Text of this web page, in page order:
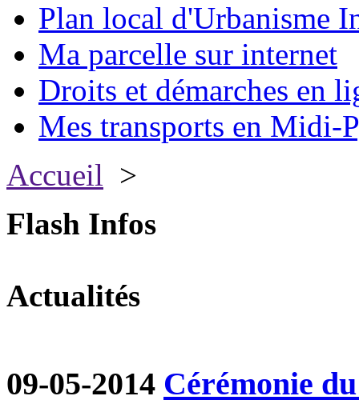
Plan local d'Urbanisme
Ma parcelle sur internet
Droits et démarches en
Mes transports en Midi-
Accueil >
Flash Infos
Actualités
09-05-2014 Cérémonie